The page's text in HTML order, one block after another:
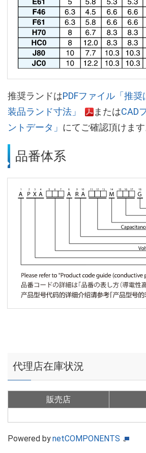
推奨ランドはPDFファイル「推
装品ランド寸法」
またはCAD
ントデータ」 にてご確認頂けます
品番体系
代理店在庫状況
販売店
Powered bynetCOMPONENTS